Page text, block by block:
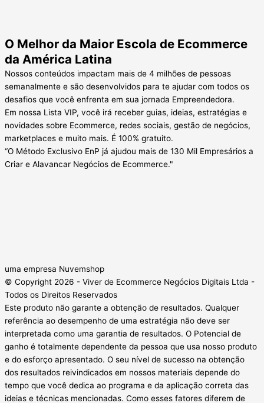
O Melhor da Maior Escola de Ecommerce
da América Latina
Nossos conteúdos impactam mais de 4 milhões de pessoas
semanalmente e são desenvolvidos para te ajudar com todos os
desafios que você enfrenta em sua jornada Empreendedora.
Em nossa Lista VIP, você irá receber guias, ideias, estratégias e
novidades sobre Ecommerce, redes sociais, gestão de negócios,
marketplaces e muito mais. É 100% gratuito.
“O Método Exclusivo EnP já ajudou mais de 130 Mil Empresários a
Criar e Alavancar Negócios de Ecommerce."
uma empresa Nuvemshop
© Copyright 2026 - Viver de Ecommerce Negócios Digitais Ltda -
Todos os Direitos Reservados
Este produto não garante a obtenção de resultados. Qualquer
referência ao desempenho de uma estratégia não deve ser
interpretada como uma garantia de resultados. O Potencial de
ganho é totalmente dependente da pessoa que usa nosso produto
e do esforço apresentado. O seu nível de sucesso na obtenção
dos resultados reivindicados em nossos materiais depende do
tempo que você dedica ao programa e da aplicação correta das
ideias e técnicas mencionadas. Como esses fatores diferem de